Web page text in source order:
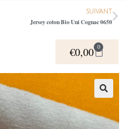
SUIVANT
Jersey coton Bio Uni Cognac 0650
€0,00 0